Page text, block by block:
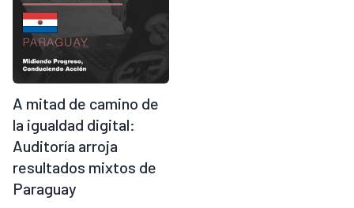
A mitad de camino de
la igualdad digital:
Auditoría arroja
resultados mixtos de
Paraguay